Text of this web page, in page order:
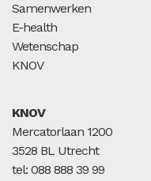
Samenwerken
E-health
Wetenschap
KNOV
KNOV
Mercatorlaan 1200
3528 BL Utrecht
tel: 088 888 39 99